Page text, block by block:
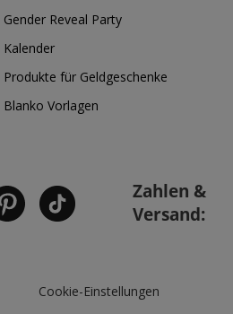
Gender Reveal Party
Kalender
Produkte für Geldgeschenke
Blanko Vorlagen
Zahlen &
Versand:
Cookie-Einstellungen